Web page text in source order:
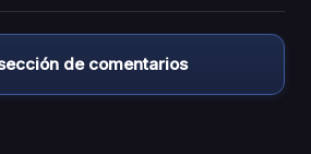
de comentarios